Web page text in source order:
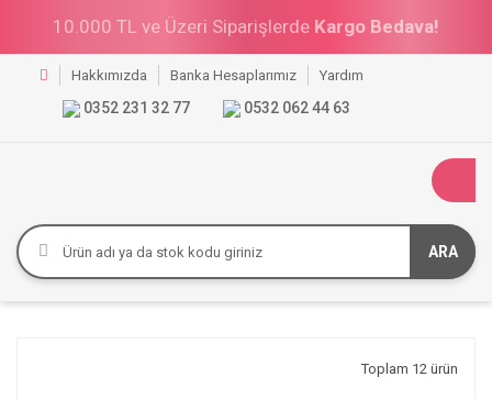
10.000 TL ve Üzeri Siparişlerde Kargo Bedava!
Hakkımızda Banka Hesaplarımız Yardım
0352 231 32 77 0532 062 44 63
ARA
Toplam 12 ürün